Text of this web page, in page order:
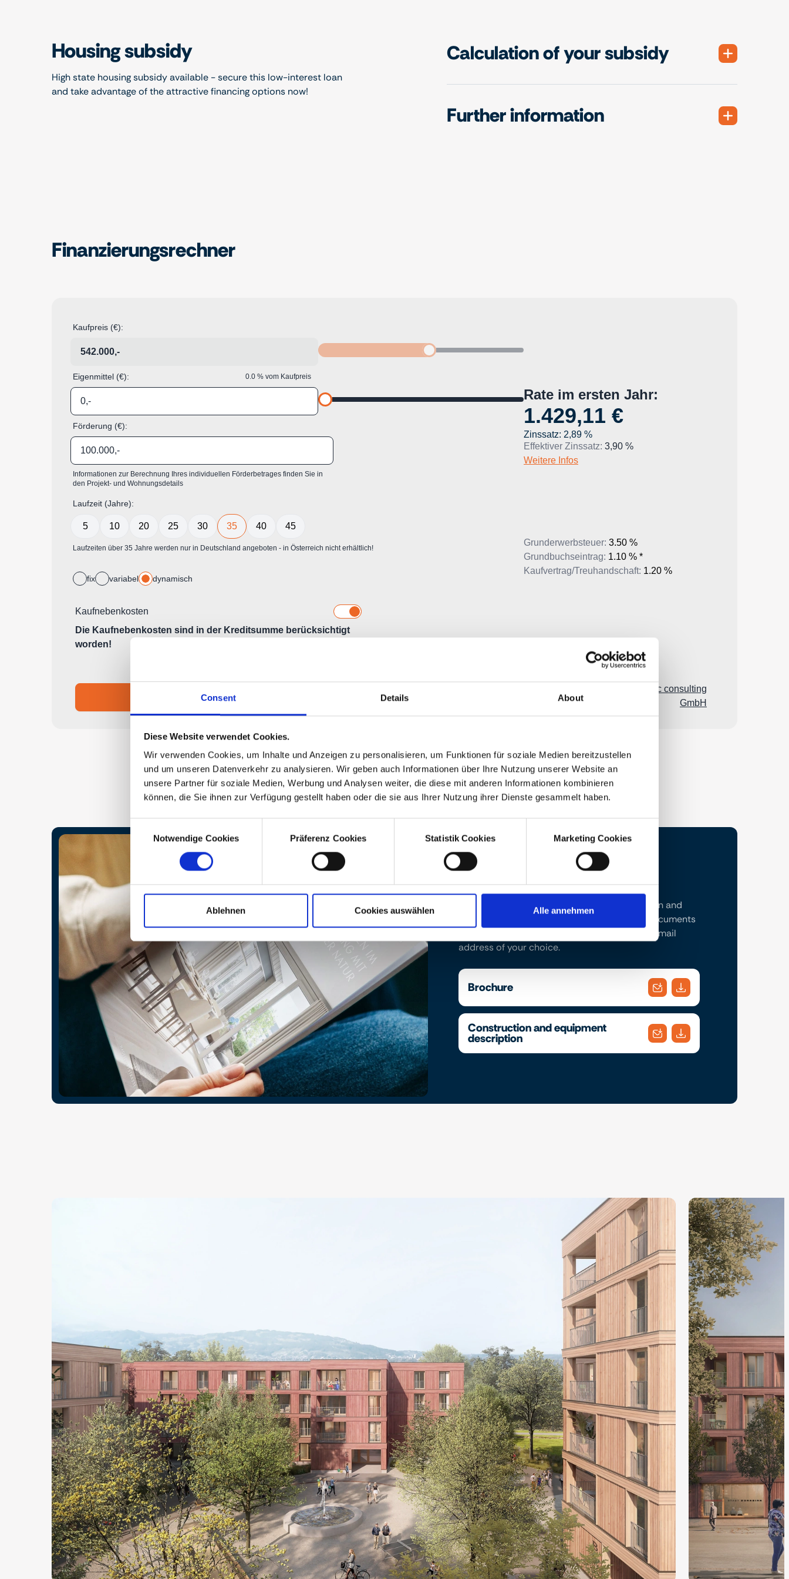
Consent Details About
Diese Website verwendet Cookies.
Wir verwenden Cookies, um Inhalte und Anzeigen zu personalisieren, um Funktionen für soziale Medien bereitzustellen
und um unseren Datenverkehr zu analysieren. Wir geben auch Informationen über Ihre Nutzung unserer Website an
unsere Partner für soziale Medien, Werbung und Analysen weiter, die diese mit anderen Informationen kombinieren
können, die Sie ihnen zur Verfügung gestellt haben oder die sie aus Ihrer Nutzung ihrer Dienste gesammelt haben.
SelectionNotwendige Cookies Präferenz Cookies Statistik Cookies Marketing Cookies
Ablehnen Cookies auswählen Alle annehmen
Housing subsidy
High state housing subsidy available - secure this low-interest loan
and take advantage of the attractive financing options now!
Calculation of your subsidy
Further information
Finanzierungsrechner
Downloads
Find the project brochure and the construction and
equipment description here. Download the documents
you require or conveniently send them to an email
address of your choice.
Brochure
Construction and equipment
description